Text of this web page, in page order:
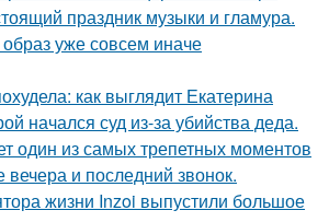
праздник музыки и гламура.
уже совсем иначе
как выглядит Екатерина
начался суд из-за убийства деда.
один из самых трепетных моментов
и последний звонок.
жизни Inzoi выпустили большое